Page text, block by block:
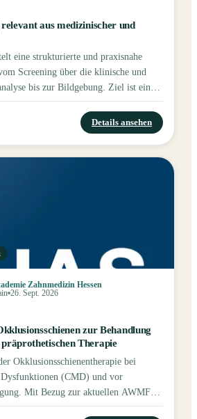
aus medizinischer und
eine strukturierte und praxisnahe
Screening über die klinische und
bis zur Bildgebung. Ziel ist eine
als Grundlage erfolgreicher
Details ansehen
Zahnmedizin Hessen
26. Sept. 2026
zur Behandlung
Therapie
Okklusionsschienentherapie bei
(CMD) und vor
Mit Bezug zur aktuellen AWMF-
Behandlungsabläufe